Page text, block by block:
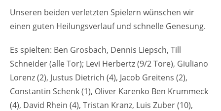
Unseren beiden verletzten Spielern wünschen wir
einen guten Heilungsverlauf und schnelle Genesung.
Es spielten: Ben Grosbach, Dennis Liepsch, Till
Schneider (alle Tor); Levi Herbertz (9/2 Tore), Giuliano
Lorenz (2), Justus Dietrich (4), Jacob Greitens (2),
Constantin Schenk (1), Oliver Karenko Ben Krummeck
(4), David Rhein (4), Tristan Kranz, Luis Zuber (10),